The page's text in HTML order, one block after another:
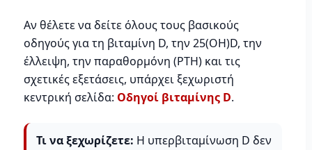
Αν θέλετε να δείτε όλους τους βασικούς
οδηγούς για τη βιταμίνη D, την 25(OH)D, την
έλλειψη, την παραθορμόνη (PTH) και τις
σχετικές εξετάσεις, υπάρχει ξεχωριστή
κεντρική σελίδα: Οδηγοί βιταμίνης D.
Τι να ξεχωρίζετε: Η υπερβιταμίνωση D δεν